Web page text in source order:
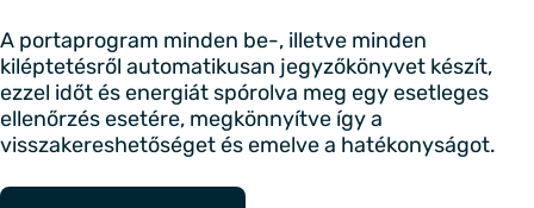
A portaprogram minden be-, illetve minden
kiléptetésről automatikusan jegyzőkönyvet készít,
ezzel időt és energiát spórolva meg egy esetleges
ellenőrzés esetére, megkönnyítve így a
visszakereshetőséget és emelve a hatékonyságot.